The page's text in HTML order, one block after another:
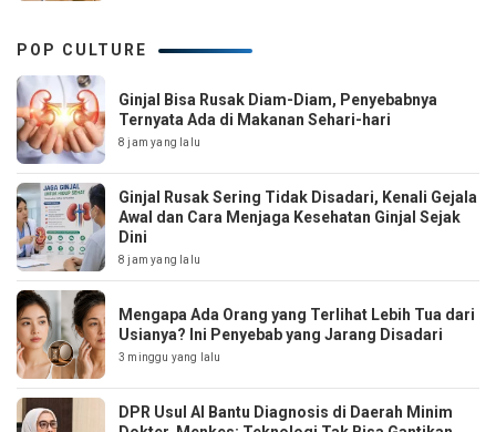
POP CULTURE
Ginjal Bisa Rusak Diam-Diam, Penyebabnya
Ternyata Ada di Makanan Sehari-hari
8 jam yang lalu
Ginjal Rusak Sering Tidak Disadari, Kenali Gejala
Awal dan Cara Menjaga Kesehatan Ginjal Sejak
Dini
8 jam yang lalu
Mengapa Ada Orang yang Terlihat Lebih Tua dari
Usianya? Ini Penyebab yang Jarang Disadari
3 minggu yang lalu
DPR Usul AI Bantu Diagnosis di Daerah Minim